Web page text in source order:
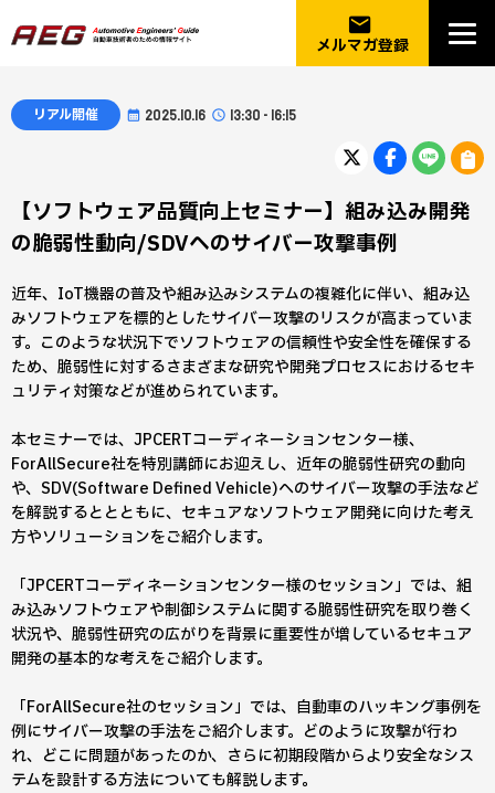
email
メルマガ登録
リアル開催 2025.10.16 13:30 - 16:15
【ソフトウェア品質向上セミナー】組み込み開発
の脆弱性動向/SDVへのサイバー攻撃事例
近年、IoT機器の普及や組み込みシステムの複雑化に伴い、組み込
みソフトウェアを標的としたサイバー攻撃のリスクが高まっていま
す。このような状況下でソフトウェアの信頼性や安全性を確保する
ため、脆弱性に対するさまざまな研究や開発プロセスにおけるセキ
ュリティ対策などが進められています。
本セミナーでは、JPCERTコーディネーションセンター様、
ForAllSecure社を特別講師にお迎えし、近年の脆弱性研究の動向
や、SDV(Software Defined Vehicle)へのサイバー攻撃の手法など
を解説するととともに、セキュアなソフトウェア開発に向けた考え
方やソリューションをご紹介します。
「JPCERTコーディネーションセンター様のセッション」では、組
み込みソフトウェアや制御システムに関する脆弱性研究を取り巻く
状況や、脆弱性研究の広がりを背景に重要性が増しているセキュア
開発の基本的な考えをご紹介します。
「ForAllSecure社のセッション」では、自動車のハッキング事例を
例にサイバー攻撃の手法をご紹介します。どのように攻撃が行わ
れ、どこに問題があったのか、さらに初期段階からより安全なシス
テムを設計する方法についても解説します。